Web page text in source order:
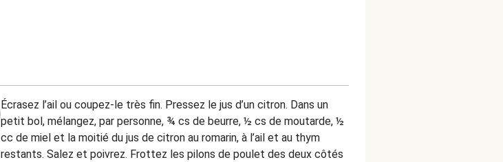
Écrasez l’ail ou coupez-le très fin. Pressez le jus d’un citron. Dans un
petit bol, mélangez, par personne, ¾ cs de beurre, ½ cs de moutarde, ½
cc de miel et la moitié du jus de citron au romarin, à l’ail et au thym
restants. Salez et poivrez. Frottez les pilons de poulet des deux côtés